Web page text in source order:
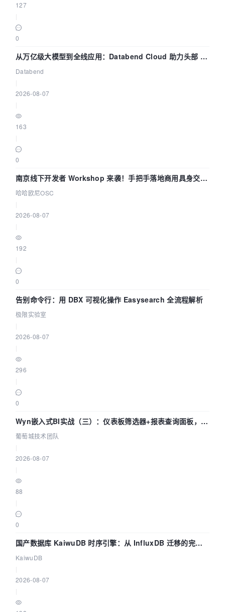
127
0
从万亿级大模型到全线应用：Databend Cloud 助力头部 AI
企业构建全链路 Trace 数据管道
Databend
2026-08-07
163
0
南京线下开发者 Workshop 来袭！手把手落地商用具身交互
智能 Agent 应用
哈哈欧尼OSC
2026-08-07
192
0
告别命令行：用 DBX 可视化操作 Easysearch 全流程解析
极限实验室
2026-08-07
296
0
Wyn嵌入式BI实战（三）：仪表板筛选器+报表查询面板，参
数联动全闭环
葡萄城技术团队
2026-08-07
88
0
国产数据库 KaiwuDB 时序引擎：从 InfluxDB 迁移的完整
技术路径
KaiwuDB
2026-08-07